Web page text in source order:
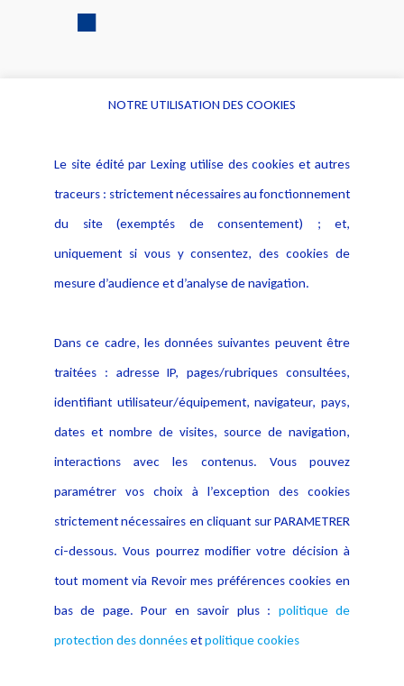
Alerte professionnelle
Déclaration d'accessibilité
Notice Légale
Politique de protection des
données
Publications
NOTRE UTILISATION DES COOKIES
Le site édité par Lexing utilise des cookies et autres
traceurs : strictement nécessaires au fonctionnement
du site (exemptés de consentement) ; et,
uniquement si vous y consentez, des cookies de
mesure d’audience et d’analyse de navigation.
Dans ce cadre, les données suivantes peuvent être
traitées : adresse IP, pages/rubriques consultées,
identifiant utilisateur/équipement, navigateur, pays,
dates et nombre de visites, source de navigation,
interactions avec les contenus. Vous pouvez
paramétrer vos choix à l’exception des cookies
strictement nécessaires en cliquant sur PARAMETRER
ci-dessous. Vous pourrez modifier votre décision à
tout moment via Revoir mes préférences cookies en
bas de page. Pour en savoir plus : politique de
protection des donnéesetpolitique cookies